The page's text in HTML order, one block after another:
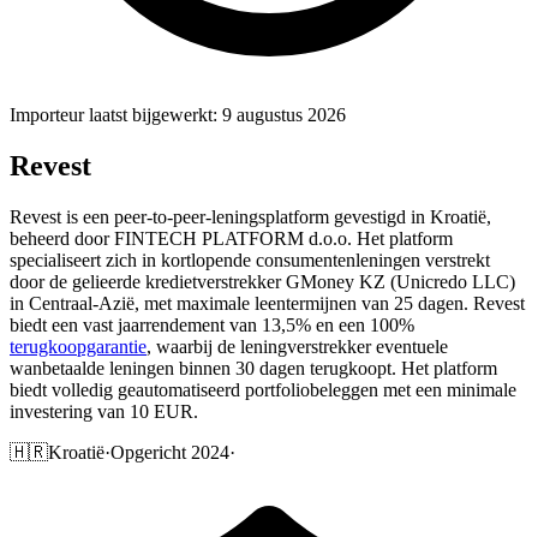
Importeur laatst bijgewerkt: 9 augustus 2026
Revest
Revest is een peer-to-peer-leningsplatform gevestigd in Kroatië,
beheerd door FINTECH PLATFORM d.o.o. Het platform
specialiseert zich in kortlopende consumentenleningen verstrekt
door de gelieerde kredietverstrekker GMoney KZ (Unicredo LLC)
in Centraal-Azië, met maximale leentermijnen van 25 dagen. Revest
biedt een vast jaarrendement van 13,5% en een 100%
terugkoopgarantie, waarbij de leningverstrekker eventuele
wanbetaalde leningen binnen 30 dagen terugkoopt. Het platform
biedt volledig geautomatiseerd portfoliobeleggen met een minimale
investering van 10 EUR.
🇭🇷Kroatië·Opgericht 2024·